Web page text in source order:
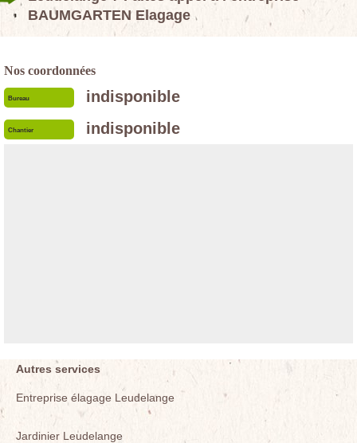
BAUMGARTEN Elagage
Nos coordonnées
Bureau indisponible
Chantier indisponible
Autres services
Entreprise élagage Leudelange
Jardinier Leudelange